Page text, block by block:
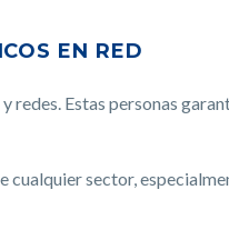
EN RED
Estas personas
sector,